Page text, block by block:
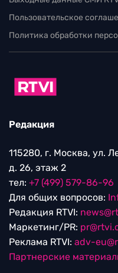
Пользовательское
Политика обработки
Редакция
115280, г. Москва, ул.
д. 26, этаж 2
тел: +7 (499) 579-86-96
Для общих вопросов:
Редакция RTVI:
Маркетинг/PR:
Реклама RTVI: adv-
Партнерские